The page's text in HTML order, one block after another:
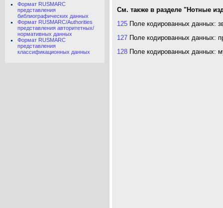
Формат RUSMARC
представления
библиографических данных
Формат RUSMARC/Authorities
представления авторитетных/
нормативных данных
Формат RUSMARC
представления
классификационных данных
См. также в разделе "Нотные
125 Поле кодированных данных:
127 Поле кодированных данных:
128 Поле кодированных данных: